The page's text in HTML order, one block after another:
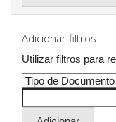
Adicionar filtros:
Utilizar filtros para